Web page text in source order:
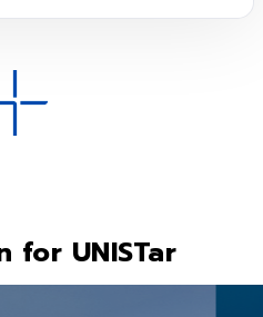
for UNISTar